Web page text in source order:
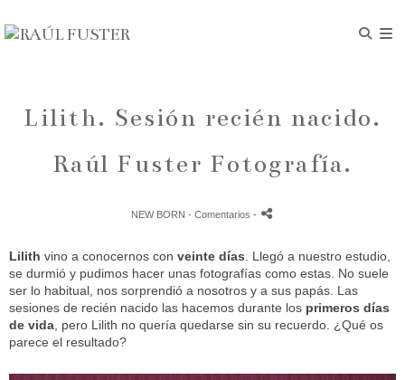
Lilith. Sesión recién nacido.
Raúl Fuster Fotografía.
NEW BORN - Comentarios -
Lilith vino a conocernos con veinte días . Llegó a nuestro estudio,
se durmió y pudimos hacer unas fotografías como estas. No suele
ser lo habitual, nos sorprendió a nosotros y a sus papás. Las
sesiones de recién nacido las hacemos durante los primeros días
de vida , pero Lilith no quería quedarse sin su recuerdo. ¿Qué os
parece el resultado?